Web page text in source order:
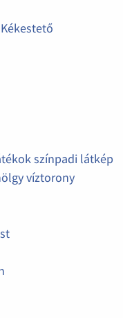
színpadi látkép
víztorony